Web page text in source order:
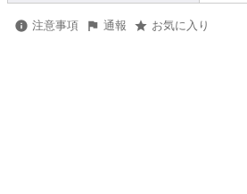
注意事項 通報 お気に入り